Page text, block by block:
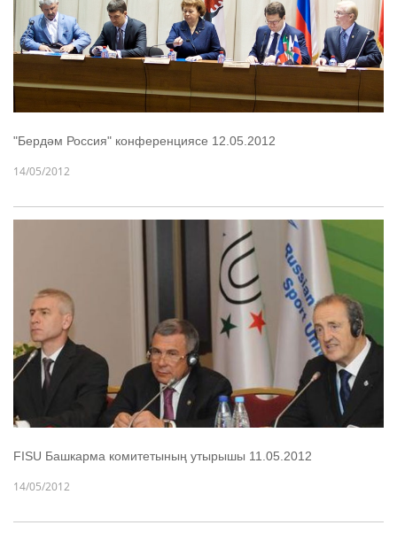
"Бердәм Россия" конференциясе 12.05.2012
14/05/2012
FISU Башкарма комитетының утырышы 11.05.2012
14/05/2012